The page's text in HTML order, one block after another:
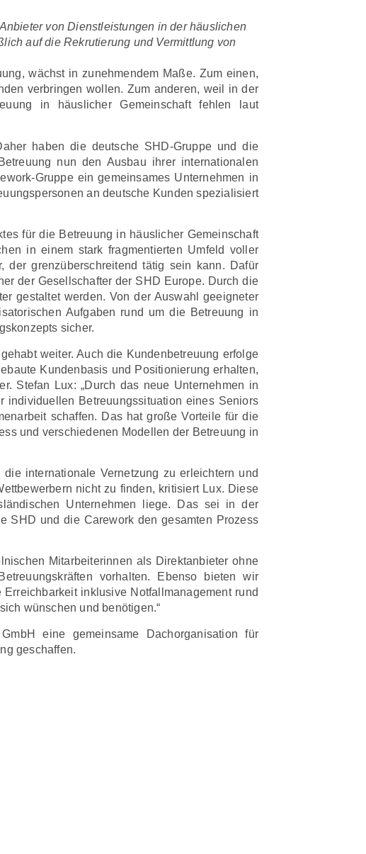
von Dienstleistungen in der häuslichen
auf die Rekrutierung und Vermittlung von
wächst in zunehmendem Maße. Zum einen,
verbringen wollen. Zum anderen, weil in der
in häuslicher Gemeinschaft fehlen laut
haben die deutsche SHD-Gruppe und die
nun den Ausbau ihrer internationalen
Gruppe ein gemeinsames Unternehmen in
an deutsche Kunden spezialisiert
für die Betreuung in häuslicher Gemeinschaft
in einem stark fragmentierten Umfeld voller
der grenzüberschreitend tätig sein kann. Dafür
der Gesellschafter der SHD Europe. Durch die
gestaltet werden. Von der Auswahl geeigneter
Aufgaben rund um die Betreuung in
sicher.
weiter. Auch die Kundenbetreuung erfolge
Kundenbasis und Positionierung erhalten,
Stefan Lux: „Durch das neue Unternehmen in
Betreuungssituation eines Seniors
schaffen. Das hat große Vorteile für die
und verschiedenen Modellen der Betreuung in
internationale Vernetzung zu erleichtern und
nicht zu finden, kritisiert Lux. Diese
Unternehmen liege. Das sei in der
SHD und die Carework den gesamten Prozess
Mitarbeiterinnen als Direktanbieter ohne
vorhalten. Ebenso bieten wir
inklusive Notfallmanagement rund
wünschen und benötigen.“
eine gemeinsame Dachorganisation für
geschaffen.